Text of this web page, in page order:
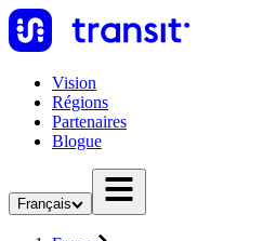
Vision
Régions
Partenaires
Blogue
Français